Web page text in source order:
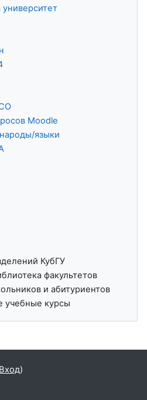
Moodle
языки
КубГУ
факультетов
и абитуриентов
учебные курсы
Вход)